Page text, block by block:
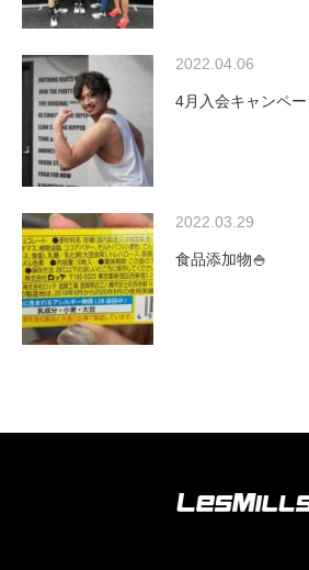
2022.04.06
4月入会キャンペー
2022.03.29
食品添加物🍚